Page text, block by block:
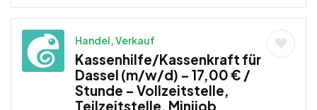
Handel, Verkauf
Kassenhilfe/Kassenkraft für
Dassel (m/w/d) – 17,00 € /
Stunde – Vollzeitstelle,
Teilzeitstelle, Minijob